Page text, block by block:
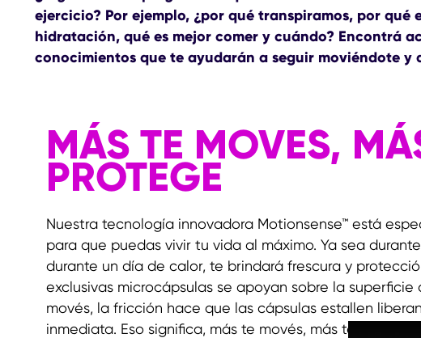
ejercicio? Por ejemplo, ¿por qué transpiramos, por qué
hidratación, qué es mejor comer y cuándo? Encontrá
conocimientos que te ayudarán a seguir moviéndote y
MÁS TE MOVES,
PROTEGE
Nuestra tecnología innovadora Motionsense™ está
para que puedas vivir tu vida al máximo. Ya sea
durante un día de calor, te brindará frescura y
exclusivas microcápsulas se apoyan sobre la
movés, la fricción hace que las cápsulas estallen
inmediata. Eso significa, más te movés, más te protege